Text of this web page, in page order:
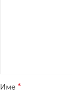
Име *